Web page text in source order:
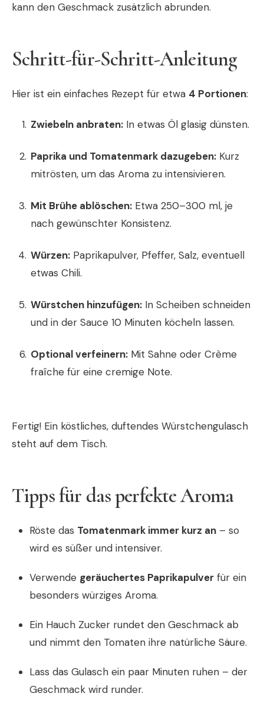
kann den Geschmack zusätzlich abrunden.
Schritt-für-Schritt-Anleitung
Hier ist ein einfaches Rezept für etwa 4 Portionen:
Zwiebeln anbraten: In etwas Öl glasig dünsten.
Paprika und Tomatenmark dazugeben: Kurz
mitrösten, um das Aroma zu intensivieren.
Mit Brühe ablöschen: Etwa 250–300 ml, je
nach gewünschter Konsistenz.
Würzen: Paprikapulver, Pfeffer, Salz, eventuell
etwas Chili.
Würstchen hinzufügen: In Scheiben schneiden
und in der Sauce 10 Minuten köcheln lassen.
Optional verfeinern: Mit Sahne oder Crème
fraîche für eine cremige Note.
Fertig! Ein köstliches, duftendes Würstchengulasch
steht auf dem Tisch.
Tipps für das perfekte Aroma
Röste das Tomatenmark immer kurz an – so
wird es süßer und intensiver.
Verwende geräuchertes Paprikapulver für ein
besonders würziges Aroma.
Ein Hauch Zucker rundet den Geschmack ab
und nimmt den Tomaten ihre natürliche Säure.
Lass das Gulasch ein paar Minuten ruhen – der
Geschmack wird runder.